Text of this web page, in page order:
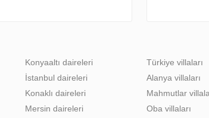
Konyaaltı daireleri
İstanbul daireleri
Konaklı daireleri
Mersin daireleri
Türkiye villaları
Alanya villaları
Mahmutlar
Oba villaları